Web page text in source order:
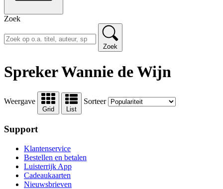
Zoek
Zoek
Spreker Wannie de Wijn
Weergave
Grid List
Sorteer
Support
Klantenservice
Bestellen en betalen
Luisterrijk App
Cadeaukaarten
Nieuwsbrieven